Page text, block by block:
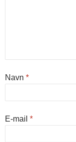
Navn *
E-mail *